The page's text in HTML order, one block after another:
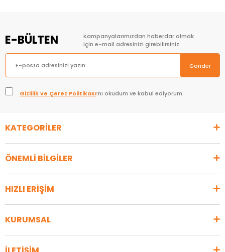
E-BÜLTEN
Kampanyalarımızdan haberdar olmak
için e-mail adresinizi girebilirsiniz.
Gönder
Gizlilik ve Çerez Politikası’nı okudum ve kabul ediyorum.
KATEGORİLER
ÖNEMLİ BİLGİLER
HIZLI ERİŞİM
KURUMSAL